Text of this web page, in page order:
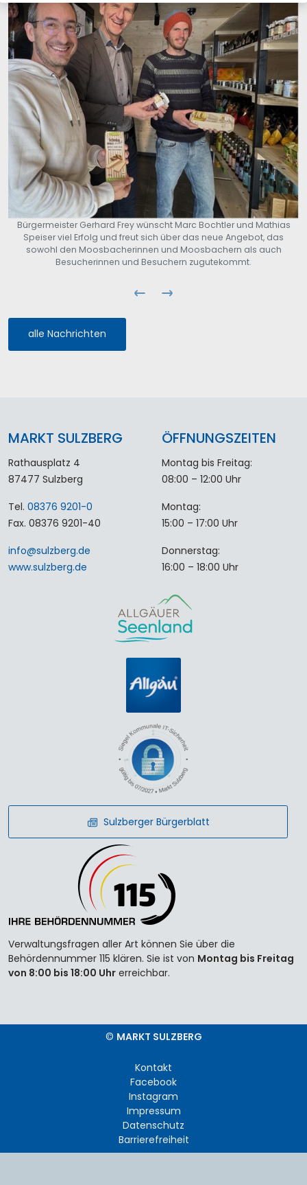
Bürgermeister Gerhard Frey wünscht Marc Bochtler und Mathias
Speiser viel Erfolg und freut sich über das neue Angebot, das
sowohl den Moosbacherinnen und Moosbachern als auch
Besucherinnen und Besuchern zugutekommt.
alle Nachrichten
MARKT SULZBERG
Rathausplatz 4
87477 Sulzberg
Tel. 08376 9201-0
Fax. 08376 9201-40
info@sulzberg.de
www.sulzberg.de
ÖFFNUNGSZEITEN
Montag bis Freitag:
08:00 – 12:00 Uhr
Montag:
15:00 – 17:00 Uhr
Donnerstag:
16:00 – 18:00 Uhr
Sulzberger Bürgerblatt
Verwaltungsfragen aller Art können Sie über die
Behördennummer 115 klären. Sie ist von Montag bis Freitag
von 8:00 bis 18:00 Uhr erreichbar.
© MARKT SULZBERG
Kontakt
Facebook
Instagram
Impressum
Datenschutz
Barrierefreiheit